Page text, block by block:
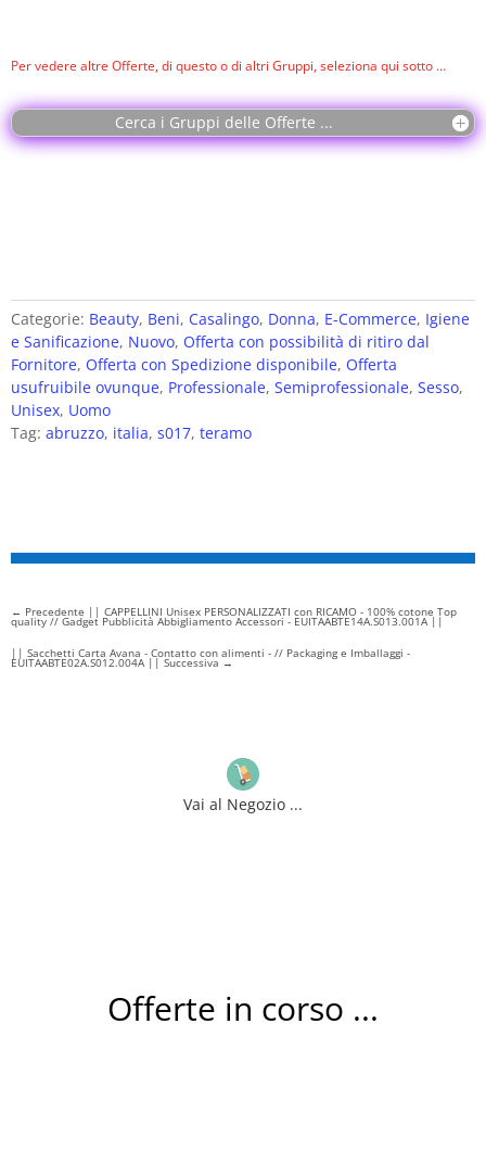
Per vedere altre Offerte, di questo o di altri Gruppi, seleziona qui sotto …
Cerca i Gruppi delle Offerte ...
Categorie: Beauty, Beni, Casalingo, Donna, E-Commerce, Igiene
e Sanificazione, Nuovo, Offerta con possibilità di ritiro dal
Fornitore, Offerta con Spedizione disponibile, Offerta
usufruibile ovunque, Professionale, Semiprofessionale, Sesso,
Unisex, Uomo
Tag: abruzzo, italia, s017, teramo
← Precedente || CAPPELLINI Unisex PERSONALIZZATI con RICAMO - 100% cotone Top
quality // Gadget Pubblicità Abbigliamento Accessori - EUITAABTE14A.S013.001A ||
|| Sacchetti Carta Avana - Contatto con alimenti - // Packaging e Imballaggi -
EUITAABTE02A.S012.004A || Successiva →
Vai al Negozio ...
Offerte in corso ...